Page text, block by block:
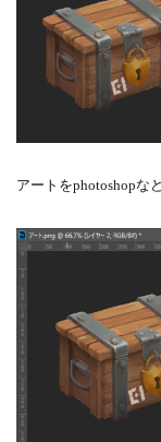
アートをphotoshopな